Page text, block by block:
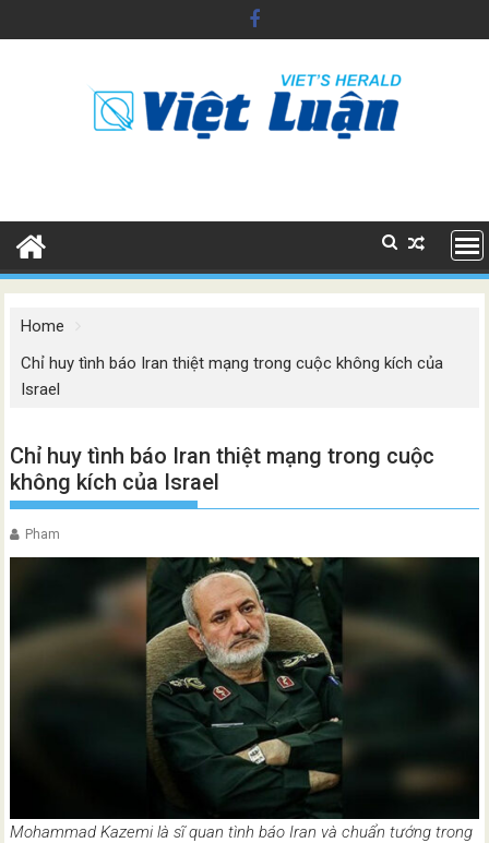
to
Home
Chỉ huy tình báo Iran thiệt mạng trong cuộc không kích của
Israel
Chỉ huy tình báo Iran thiệt mạng trong cuộc
không kích của Israel
Pham
Mohammad Kazemi là sĩ quan tình báo Iran và chuẩn tướng trong